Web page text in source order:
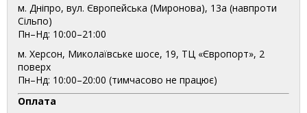
м. Дніпро, вул. Європейська (Миронова), 13а (навпроти
Сільпо)
Пн–Нд: 10:00–21:00
м. Херсон, Миколаївське шосе, 19, ТЦ «Європорт», 2
поверх
Пн–Нд: 10:00–20:00 (тимчасово не працює)
Оплата